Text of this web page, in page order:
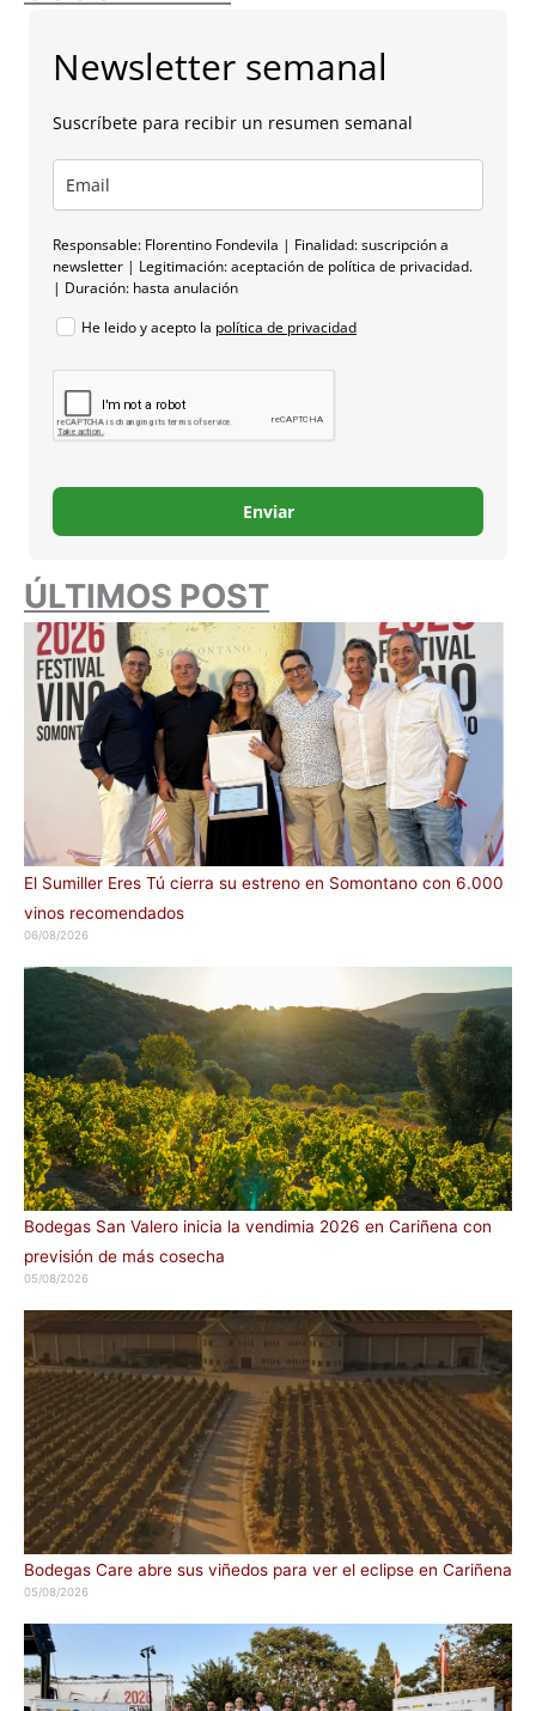
Newsletter semanal
Suscríbete para recibir un resumen semanal
Responsable: Florentino Fondevila | Finalidad: suscripción a
newsletter | Legitimación: aceptación de política de privacidad.
| Duración: hasta anulación
He leido y acepto la política de privacidad
Enviar
ÚLTIMOS POST
El Sumiller Eres Tú cierra su estreno en Somontano con 6.000
vinos recomendados
06/08/2026
Bodegas San Valero inicia la vendimia 2026 en Cariñena con
previsión de más cosecha
05/08/2026
Bodegas Care abre sus viñedos para ver el eclipse en Cariñena
05/08/2026